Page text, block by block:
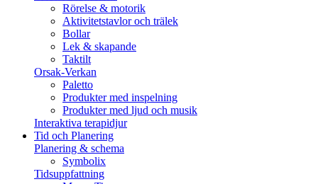
Rörelse & motorik
Aktivitetstavlor och trälek
Bollar
Lek & skapande
Taktilt
Orsak-Verkan
Paletto
Produkter med inspelning
Produkter med ljud och musik
Interaktiva terapidjur
Tid och Planering
Planering & schema
Symbolix
Tidsuppfattning